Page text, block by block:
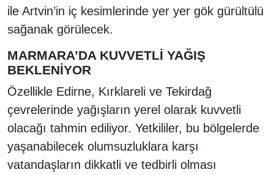
ile Artvin’in iç kesimlerinde yer yer gök gürültülü
sağanak görülecek.
MARMARA’DA KUVVETLİ YAĞIŞ
BEKLENİYOR
Özellikle Edirne, Kırklareli ve Tekirdağ
çevrelerinde yağışların yerel olarak kuvvetli
olacağı tahmin ediliyor. Yetkililer, bu bölgelerde
yaşanabilecek olumsuzluklara karşı
vatandaşların dikkatli ve tedbirli olması